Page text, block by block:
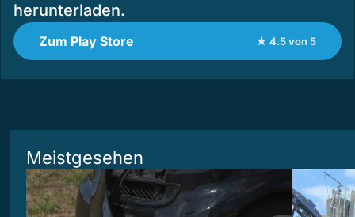
herunterladen.
Zum Play Store ★ 4.5 von 5
Meistgesehen